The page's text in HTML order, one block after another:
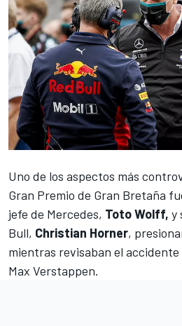
Uno de los aspectos más
Gran Premio de Gran Bretaña
jefe de Mercedes, Toto Wolff, y
Bull, Christian Horner,
mientras revisaban el accidente
Max Verstappen.